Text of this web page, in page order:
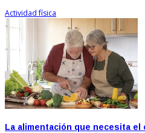
Actividad física
La alimentación que necesita